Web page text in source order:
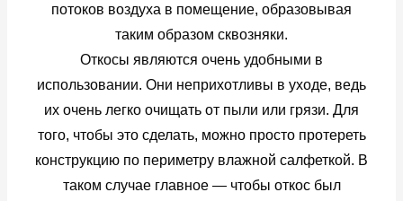
потоков воздуха в помещение, образовывая
таким образом сквозняки.
Откосы являются очень удобными в
использовании. Они неприхотливы в уходе, ведь
их очень легко очищать от пыли или грязи. Для
того, чтобы это сделать, можно просто протереть
конструкцию по периметру влажной салфеткой. В
таком случае главное — чтобы откос был